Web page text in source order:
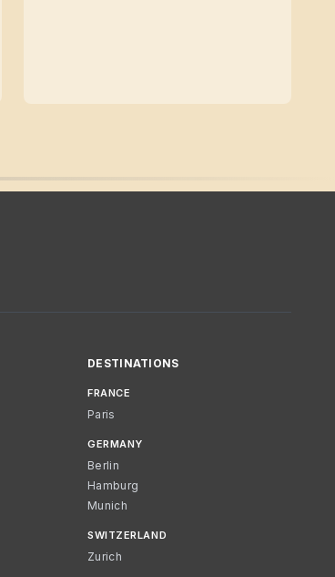
DESTINATIONS
FRANCE
Paris
GERMANY
Berlin
Hamburg
Munich
SWITZERLAND
Zurich